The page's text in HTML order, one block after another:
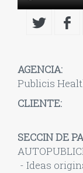
AGENCIA:
Publicis
CLIENTE:
SECCIN DE
- Ideas